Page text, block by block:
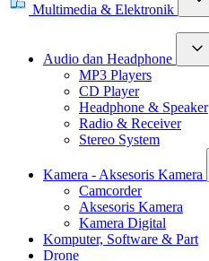
Multimedia & Elektronik
Audio dan Headphone
MP3 Players
CD Player
Headphone & Speaker
Radio & Receiver
Stereo System
Kamera - Aksesoris Kamera
Camcorder
Aksesoris Kamera
Kamera Digital
Komputer, Software & Part
Drone